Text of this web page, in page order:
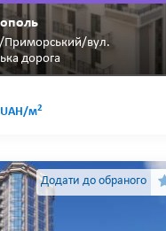
вул.
дорога
UAH/м2
Додати до обраного